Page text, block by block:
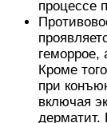
процессе
геморрое,
Кроме
при
включая
дерматит.